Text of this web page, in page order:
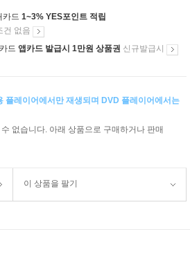
카드 1~3% YES포인트 적립
건 없음
드 앱카드 발급시 1만원 상품권 신규발급시
플레이어에서만 재생되며 DVD 플레이어에서는
없습니다. 아래 상품으로 구매하거나 판매
이 상품을 팔기